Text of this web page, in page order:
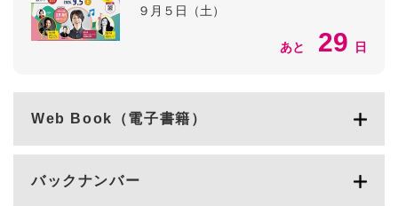
９月５日（土）
あと 29 日
Web Book（電子書籍）
バックナンバー